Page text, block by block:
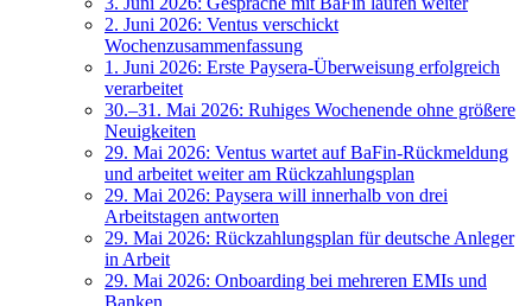
2. Juni 2026: Ventus verschickt
Wochenzusammenfassung
1. Juni 2026: Erste Paysera-Überweisung erfolgreich
verarbeitet
30.–31. Mai 2026: Ruhiges Wochenende ohne größere
Neuigkeiten
29. Mai 2026: Ventus wartet auf BaFin-Rückmeldung
und arbeitet weiter am Rückzahlungsplan
29. Mai 2026: Paysera will innerhalb von drei
Arbeitstagen antworten
29. Mai 2026: Rückzahlungsplan für deutsche Anleger
in Arbeit
29. Mai 2026: Onboarding bei mehreren EMIs und